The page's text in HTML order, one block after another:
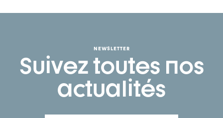
NEWSLETTER
Suivez toutes nos
actualités